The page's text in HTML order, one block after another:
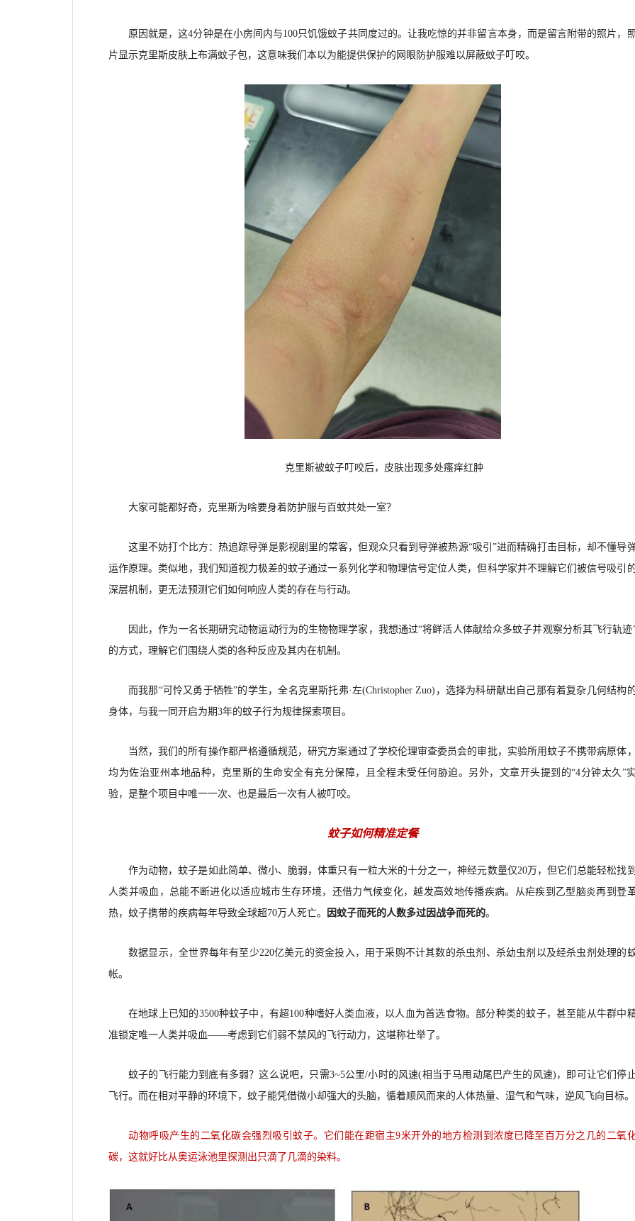
原因就是，这4分钟是在小房间内与100只饥饿蚊子共同度过的。让我吃惊的并非留言本身，而是留言附带的照片，
片显示克里斯皮肤上布满蚊子包，这意味我们本以为能提供保护的网眼防护服难以屏蔽蚊子叮咬。
克里斯被蚊子叮咬后，皮肤出现多处瘙痒红肿
大家可能都好奇，克里斯为啥要身着防护服与百蚊共处一室？
这里不妨打个比方：热追踪导弹是影视剧里的常客，但观众只看到导弹被热源“吸引”进而精确打击目标，却不懂导
运作原理。类似地，我们知道视力极差的蚊子通过一系列化学和物理信号定位人类，但科学家并不理解它们被信号吸引
深层机制，更无法预测它们如何响应人类的存在与行动。
因此，作为一名长期研究动物运动行为的生物物理学家，我想通过“将鲜活人体献给众多蚊子并观察分析其飞行轨迹
的方式，理解它们围绕人类的各种反应及其内在机制。
而我那“可怜又勇于牺牲”的学生，全名克里斯托弗·左(Christopher Zuo)，选择为科研献出自己那有着复杂几何结构
身体，与我一同开启为期3年的蚊子行为规律探索项目。
当然，我们的所有操作都严格遵循规范，研究方案通过了学校伦理审查委员会的审批，实验所用蚊子不携带病原体
均为佐治亚州本地品种，克里斯的生命安全有充分保障，且全程未受任何胁迫。另外，文章开头提到的“4分钟太久”
验，是整个项目中唯一一次、也是最后一次有人被叮咬。
蚊子如何精准定餐
作为动物，蚊子是如此简单、微小、脆弱，体重只有一粒大米的十分之一，神经元数量仅20万，但它们总能轻松找
人类并吸血，总能不断进化以适应城市生存环境，还借力气候变化，越发高效地传播疾病。从疟疾到乙型脑炎再到登
热，蚊子携带的疾病每年导致全球超70万人死亡。
因蚊子而死的人数多过因战争而死的。
数据显示，全世界每年有至少220亿美元的资金投入，用于采购不计其数的杀虫剂、杀幼虫剂以及经杀虫剂处理的
帐。
在地球上已知的3500种蚊子中，有超100种嗜好人类血液，以人血为首选食物。部分种类的蚊子，甚至能从牛群中
准锁定唯一人类并吸血——考虑到它们弱不禁风的飞行动力，这堪称壮举了。
蚊子的飞行能力到底有多弱？这么说吧，只需3~5公里/小时的风速(相当于马甩动尾巴产生的风速)，即可让它们停
飞行。而在相对平静的环境下，蚊子能凭借微小却强大的头脑，循着顺风而来的人体热量、湿气和气味，逆风飞向目标。
动物呼吸产生的二氧化碳会强烈吸引蚊子。它们能在距宿主9米开外的地方检测到浓度已降至百万分之几的二氧
碳，这就好比从奥运泳池里探测出只滴了几滴的染料。